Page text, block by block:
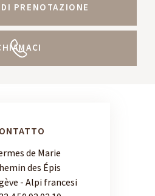
PRENOTAZIONE
de Marie
des Épis
- Alpi francesi